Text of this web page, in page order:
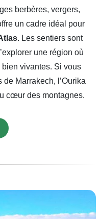
berbères, vergers,
un cadre idéal pour
. Les sentiers sont
une région où
vivantes. Si vous
de Marrakech, l’Ourika
cœur des montagnes.